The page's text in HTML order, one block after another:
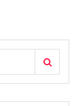
Қидириш